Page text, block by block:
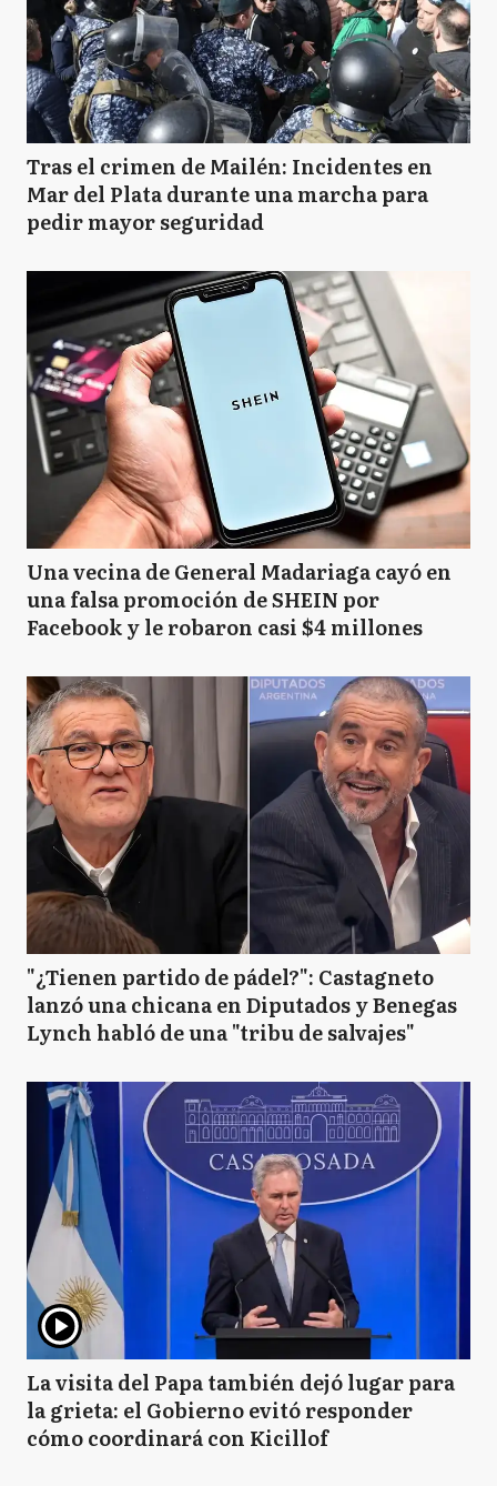
Tras el crimen de Mailén: Incidentes en
Mar del Plata durante una marcha para
pedir mayor seguridad
Una vecina de General Madariaga cayó en
una falsa promoción de SHEIN por
Facebook y le robaron casi $4 millones
"¿Tienen partido de pádel?": Castagneto
lanzó una chicana en Diputados y Benegas
Lynch habló de una "tribu de salvajes"
La visita del Papa también dejó lugar para
la grieta: el Gobierno evitó responder
cómo coordinará con Kicillof